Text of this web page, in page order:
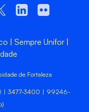
Sempre Unifor
de Fortaleza
| 3477-3400 | 99246-